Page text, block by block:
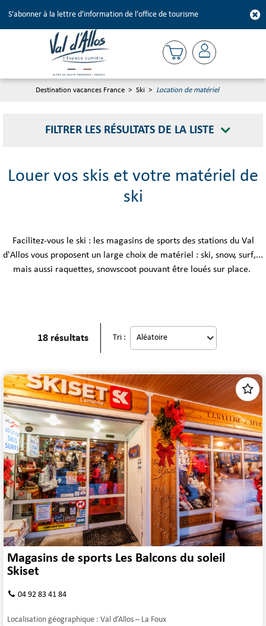
S'abonner à la lettre d'information de l'office de tourisme
Destination vacances France > Ski > Location de matériel
FILTRER LES RÉSULTATS DE LA LISTE
Louer vos skis et votre matériel de
ski
Facilitez-vous le ski : les magasins de sports des stations du Val
d'Allos vous proposent un large choix de matériel : ski, snow, surf,...
mais aussi raquettes, snowscoot pouvant être loués sur place.
18 résultats Tri :
Magasins de sports Les Balcons du soleil
Skiset
04 92 83 41 84
Localisation géographique : Val d’Allos – La Foux